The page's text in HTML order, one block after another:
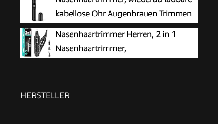
(abnehmbar) | Nasenhaarentferner | Nasenhaare
entfernen | Nasentrimmer | NE 3595
kabellose Ohr Augenbrauen Trimmen
Werkzeug Dual-Edge-Klingen
Rasierapparat einfache Reinigung mit LED-Licht
für Mann Frau
Nasenhaartrimmer Herren, 2 in 1
Nasenhaartrimmer,
Schmerzloser Epilierer, IPX7 Waschbarer
HERSTELLER